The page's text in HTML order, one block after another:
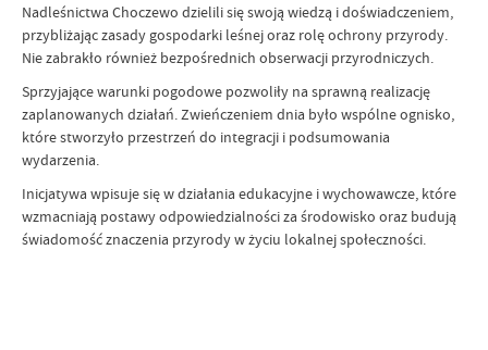
Nadleśnictwa Choczewo dzielili się swoją wiedzą i doświadczeniem,
przybliżając zasady gospodarki leśnej oraz rolę ochrony przyrody.
Nie zabrakło również bezpośrednich obserwacji przyrodniczych.
Sprzyjające warunki pogodowe pozwoliły na sprawną realizację
zaplanowanych działań. Zwieńczeniem dnia było wspólne ognisko,
które stworzyło przestrzeń do integracji i podsumowania
wydarzenia.
Inicjatywa wpisuje się w działania edukacyjne i wychowawcze, które
wzmacniają postawy odpowiedzialności za środowisko oraz budują
świadomość znaczenia przyrody w życiu lokalnej społeczności.